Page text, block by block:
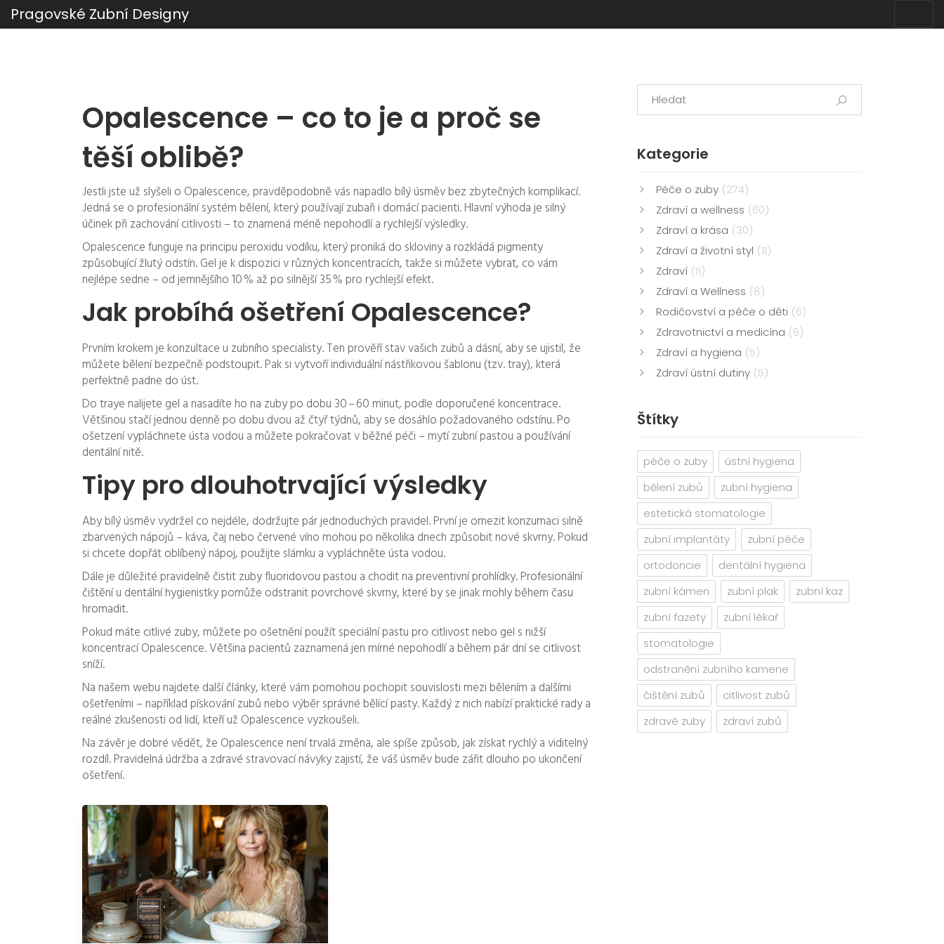
Pragovské Zubní Designy
Opalescence – co to je a proč se
těší oblibě?
Jestli jste už slyšeli o Opalescence, pravděpodobně vás napadlo bílý úsměv bez zbytečných komplikací.
Jedná se o profesionální systém bělení, který používají zubaři i domácí pacienti. Hlavní výhoda je silný
účinek při zachování citlivosti – to znamená méně nepohodlí a rychlejší výsledky.
Opalescence funguje na principu peroxidu vodíku, který proniká do skloviny a rozkládá pigmenty
způsobující žlutý odstín. Gel je k dispozici v různých koncentracích, takže si můžete vybrat, co vám
nejlépe sedne – od jemnějšího 10 % až po silnější 35 % pro rychlejší efekt.
Jak probíhá ošetření Opalescence?
Prvním krokem je konzultace u zubního specialisty. Ten prověří stav vašich zubů a dásní, aby se ujistil, že
můžete bělení bezpečně podstoupit. Pak si vytvoří individuální nástřikovou šablonu (tzv. tray), která
perfektně padne do úst.
Do traye nalijete gel a nasadíte ho na zuby po dobu 30 – 60 minut, podle doporučené koncentrace.
Většinou stačí jednou denně po dobu dvou až čtyř týdnů, aby se dosáhlo požadovaného odstínu. Po
ošetzení vypláchnete ústa vodou a můžete pokračovat v běžné péči – mytí zubní pastou a používání
dentální nitě.
Tipy pro dlouhotrvající výsledky
Aby bílý úsměv vydržel co nejdéle, dodržujte pár jednoduchých pravidel. První je omezit konzumaci silně
zbarvených nápojů – káva, čaj nebo červené víno mohou po několika dnech způsobit nové skvrny. Pokud
si chcete dopřát oblíbený nápoj, použijte slámku a vypláchněte ústa vodou.
Dále je důležité pravidelně čistit zuby fluoridovou pastou a chodit na preventivní prohlídky. Profesionální
čištění u dentální hygienistky pomůže odstranit povrchové skvrny, které by se jinak mohly během času
hromadit.
Pokud máte citlivé zuby, můžete po ošetnění použít speciální pastu pro citlivost nebo gel s nižší
koncentrací Opalescence. Většina pacientů zaznamená jen mírné nepohodlí a během pár dní se citlivost
sníží.
Na našem webu najdete další články, které vám pomohou pochopit souvislosti mezi bělením a dalšími
ošetřeními – například pískování zubů nebo výběr správné bělící pasty. Každý z nich nabízí praktické rady a
reálné zkušenosti od lidí, kteří už Opalescence vyzkoušeli.
Na závěr je dobré vědět, že Opalescence není trvalá změna, ale spíše způsob, jak získat rychlý a viditelný
rozdíl. Pravidelná údržba a zdravé stravovací návyky zajistí, že váš úsměv bude zářit dlouho po ukončení
ošetření.
Kategorie
Péče o zuby (274)
Zdraví a wellness (60)
Zdraví a krása (30)
Zdraví a životní styl (11)
Zdraví (11)
Zdraví a Wellness (8)
Rodičovství a péče o děti (6)
Zdravotnictví a medicína (6)
Zdraví a hygiena (5)
Zdraví ústní dutiny (5)
Štítky
péče o zuby
ústní hygiena
bělení zubů
zubní hygiena
estetická stomatologie
zubní implantáty
zubní péče
ortodoncie
dentální hygiena
zubní kámen
zubní plak
zubní kaz
zubní fazety
zubní lékař
stomatologie
odstranění zubního kamene
čištění zubů
citlivost zubů
zdravé zuby
zdraví zubů